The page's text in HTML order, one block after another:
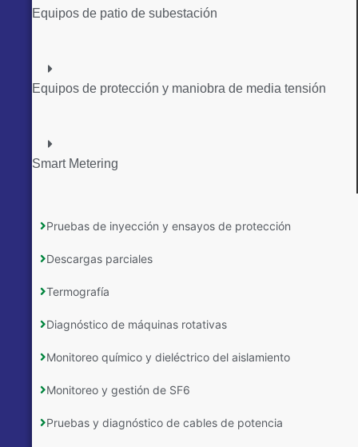
Equipos de patio de subestación
Equipos de protección y maniobra de media tensión
Smart Metering
Pruebas de inyección y ensayos de protección
Descargas parciales
Termografía
Diagnóstico de máquinas rotativas
Monitoreo químico y dieléctrico del aislamiento
Monitoreo y gestión de SF6
Pruebas y diagnóstico de cables de potencia